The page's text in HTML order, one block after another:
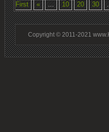
First
« ... 10 20 30
Copyright © 2011-2021